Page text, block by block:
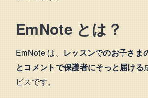
EmNote とは？
EmNote は、 レッスンでのお子さま
とコメントで保護者にそっと届ける
ビスです。